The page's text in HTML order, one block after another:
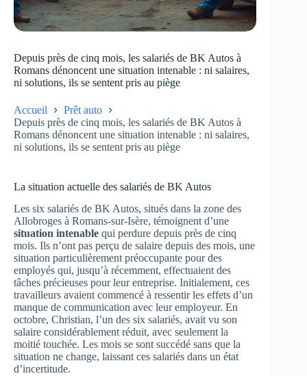
Depuis près de cinq mois, les salariés de BK Autos à
Romans dénoncent une situation intenable : ni salaires,
ni solutions, ils se sentent pris au piège
Accueil
Prêt auto
Depuis près de cinq mois, les salariés de BK Autos à
Romans dénoncent une situation intenable : ni salaires,
ni solutions, ils se sentent pris au piège
La situation actuelle des salariés de BK Autos
Les six salariés de BK Autos, situés dans la zone des
Allobroges à Romans-sur-Isère, témoignent d’une
situation intenable qui perdure depuis près de cinq
mois. Ils n’ont pas perçu de salaire depuis des mois, une
situation particulièrement préoccupante pour des
employés qui, jusqu’à récemment, effectuaient des
tâches précieuses pour leur entreprise. Initialement, ces
travailleurs avaient commencé à ressentir les effets d’un
manque de communication avec leur employeur. En
octobre, Christian, l’un des six salariés, avait vu son
salaire considérablement réduit, avec seulement la
moitié touchée. Les mois se sont succédé sans que la
situation ne change, laissant ces salariés dans un état
d’incertitude.